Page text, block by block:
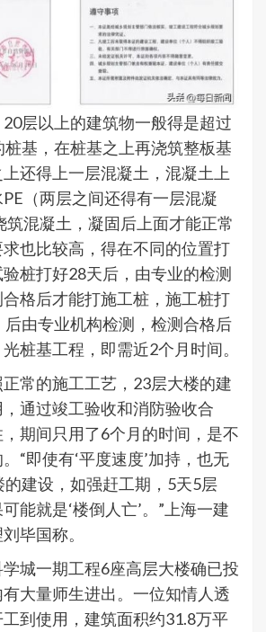
层以上的建筑物一般得是超过
桩基，在桩基之上再浇筑整板基
还得上一层混凝土，混凝土上
（两层之间还得有一层混凝
筑混凝土，凝固后上面才能正常
也比较高，得在不同的位置打
桩打好28天后，由专业的检测
格后才能打施工桩，施工桩打
由专业机构检测，检测合格后
桩基工程，即需近2个月时间。
常的施工工艺，23层大楼的建
通过竣工验收和消防验收合
期间只用了6个月的时间，是不
“即使有‘平度速度’加持，也无
建设，如强赶工期，5天5层
能就是‘楼倒人亡’。”上海一建
毕国称。
城一期工程6座高层大楼确已投
大量师生进出。一位知情人透
到使用，建筑面积约31.8万平